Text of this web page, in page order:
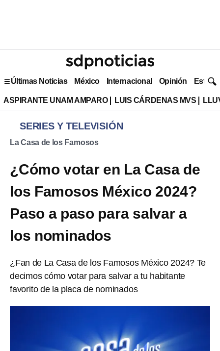
Últimas Noticias México Internacional Opinión Estilo
ASPIRANTE UNAM AMPARO LUIS CÁRDENAS MVS
SERIES Y TELEVISIÓN
La Casa de los Famosos
¿Cómo votar en La Casa de
los Famosos México 2024?
Paso a paso para salvar a
los nominados
¿Fan de La Casa de los Famosos México 2024? Te
decimos cómo votar para salvar a tu habitante
favorito de la placa de nominados